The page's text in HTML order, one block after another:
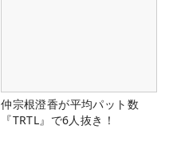
仲宗根澄香が平均パット数
『TRTL』で6人抜き！